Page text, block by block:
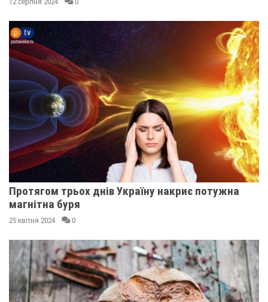
Протягом трьох днів Україну накриє потужна
магнітна буря
25 квітня 2024 0